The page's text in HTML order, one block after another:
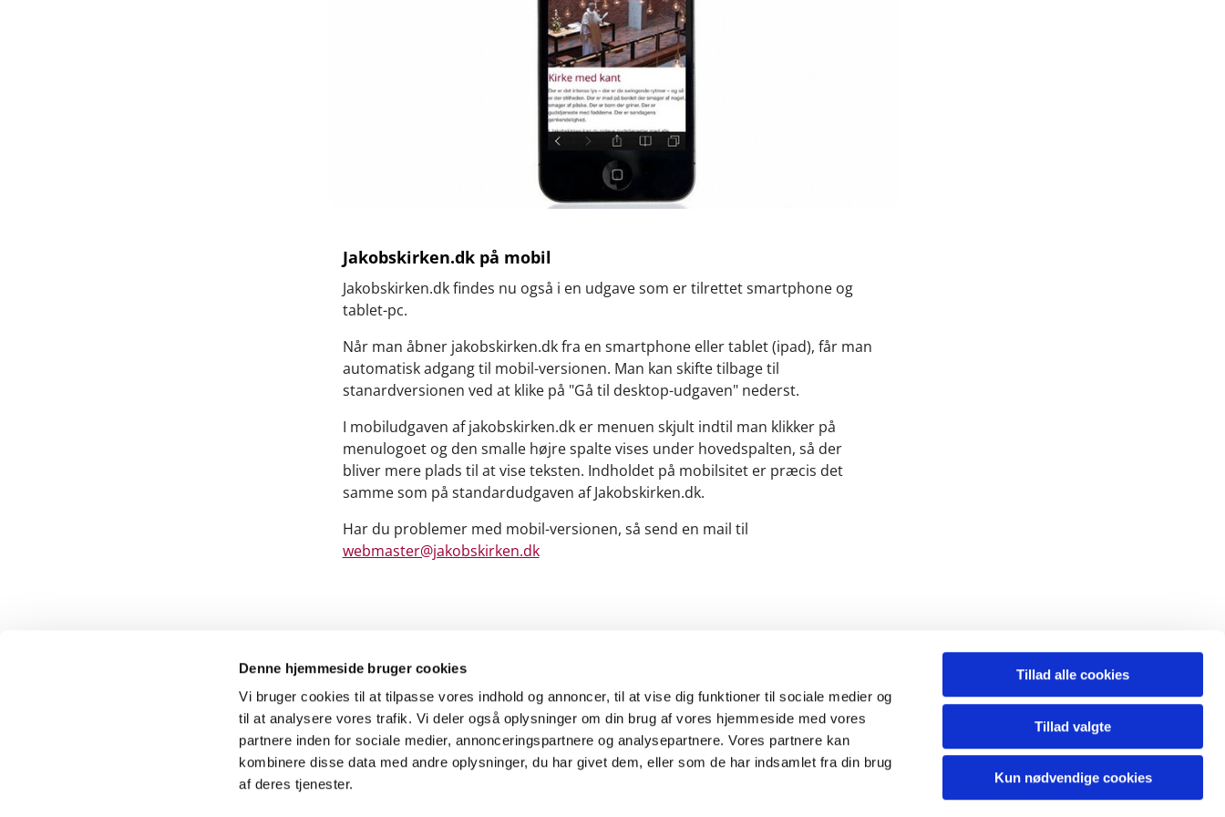
Denne hjemmeside bruger cookies
Vi bruger cookies til at tilpasse vores indhold og annoncer, til at vise dig funktioner til sociale medier og
til at analysere vores trafik. Vi deler også oplysninger om din brug af vores hjemmeside med vores
partnere inden for sociale medier, annonceringspartnere og analysepartnere. Vores partnere kan
kombinere disse data med andre oplysninger, du har givet dem, eller som de har indsamlet fra din brug
af deres tjenester.
Tillad alle cookies
Tillad valgte
Kun nødvendige cookies
Jakobskirken.dk på mobil
Jakobskirken.dk findes nu også i en udgave som er tilrettet smartphone og
tablet-pc.
Når man åbner jakobskirken.dk fra en smartphone eller tablet (ipad), får man
automatisk adgang til mobil-versionen. Man kan skifte tilbage til
stanardversionen ved at klike på "Gå til desktop-udgaven" nederst.
I mobiludgaven af jakobskirken.dk er menuen skjult indtil man klikker på
menulogoet og den smalle højre spalte vises under hovedspalten, så der
bliver mere plads til at vise teksten. Indholdet på mobilsitet er præcis det
samme som på standardudgaven af Jakobskirken.dk.
Har du problemer med mobil-versionen, så send en mail til
webmaster@jakobskirken.dk
Kontakt Cookiepolitik Tilgængelighedserklæring